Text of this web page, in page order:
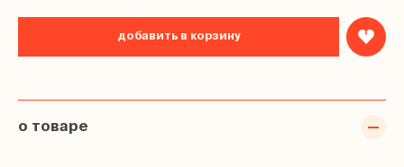
добавить в корзину
о товаре